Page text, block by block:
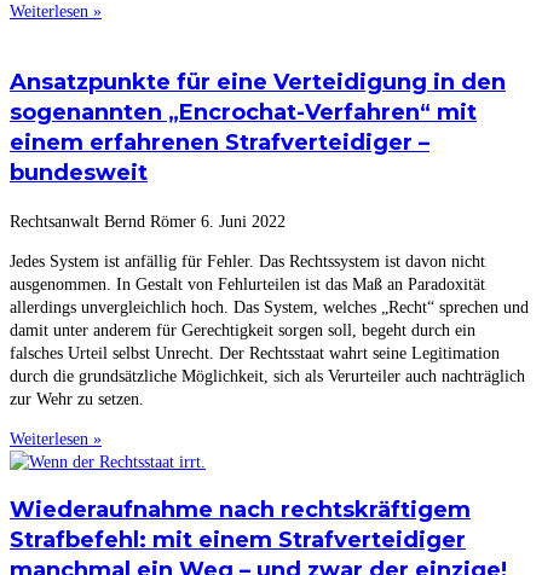
Weiterlesen »
Ansatzpunkte für eine Verteidigung in den
sogenannten „Encrochat-Verfahren“ mit
einem erfahrenen Strafverteidiger –
bundesweit
Rechtsanwalt Bernd Römer 6. Juni 2022
Jedes System ist anfällig für Fehler. Das Rechtssystem ist davon nicht
ausgenommen. In Gestalt von Fehlurteilen ist das Maß an Paradoxität
allerdings unvergleichlich hoch. Das System, welches „Recht“ sprechen und
damit unter anderem für Gerechtigkeit sorgen soll, begeht durch ein
falsches Urteil selbst Unrecht. Der Rechtsstaat wahrt seine Legitimation
durch die grundsätzliche Möglichkeit, sich als Verurteiler auch nachträglich
zur Wehr zu setzen.
Weiterlesen »
Wiederaufnahme nach rechtskräftigem
Strafbefehl: mit einem Strafverteidiger